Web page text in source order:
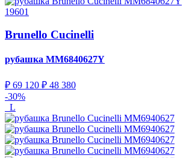
19601
Brunello Cucinelli
рубашка MM6840627Y
₽ 69 120 ₽ 48 380
-30%
L